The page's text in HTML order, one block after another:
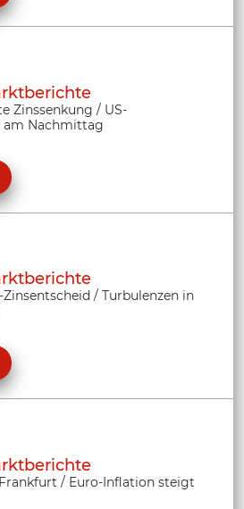
Zinssenkung / US-
Nachmittag
/ Turbulenzen in
/ Euro-Inflation steigt